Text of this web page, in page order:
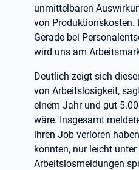
unmittelbaren
von Produktionskosten.
Gerade bei
wird uns am
Deutlich zeigt sich
von Arbeitslosigkeit,
einem Jahr und gut
wäre. Insgesamt
ihren Job verloren
konnten, nur leicht
Arbeitslosmeldungen